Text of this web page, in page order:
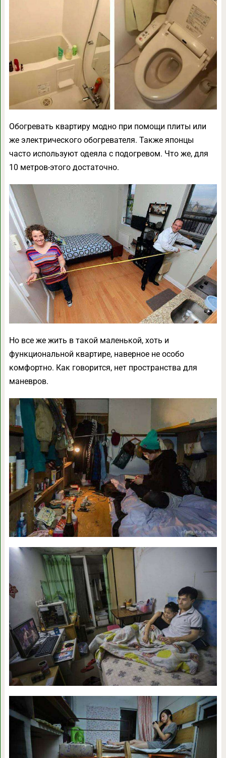
Обогревать квартиру модно при помощи плиты или
же электрического обогревателя. Также японцы
часто используют одеяла с подогревом. Что же, для
10 метров-этого достаточно.
Но все же жить в такой маленькой, хоть и
функциональной квартире, наверное не особо
комфортно. Как говорится, нет пространства для
маневров.